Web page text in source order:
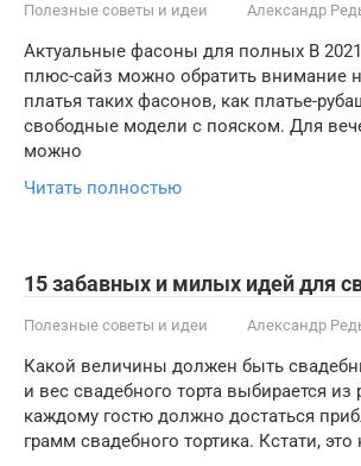
Полезные советы и идеи Александр
Актуальные фасоны для полных В
плюс-сайз можно обратить внимание
платья таких фасонов, как платье-
свободные модели с пояском. Для
можно
Читать полностью
15 забавных и милых идей для
Полезные советы и идеи Александр
Какой величины должен быть
и вес свадебного торта выбирается из
каждому гостю должно достаться
грамм свадебного тортика. Кстати, это